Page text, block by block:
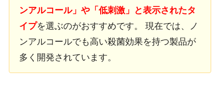
ンアルコール」や「低刺激」と表示されたタ
イプを選ぶのがおすすめです。 現在では、ノ
ンアルコールでも高い殺菌効果を持つ製品が
多く開発されています。